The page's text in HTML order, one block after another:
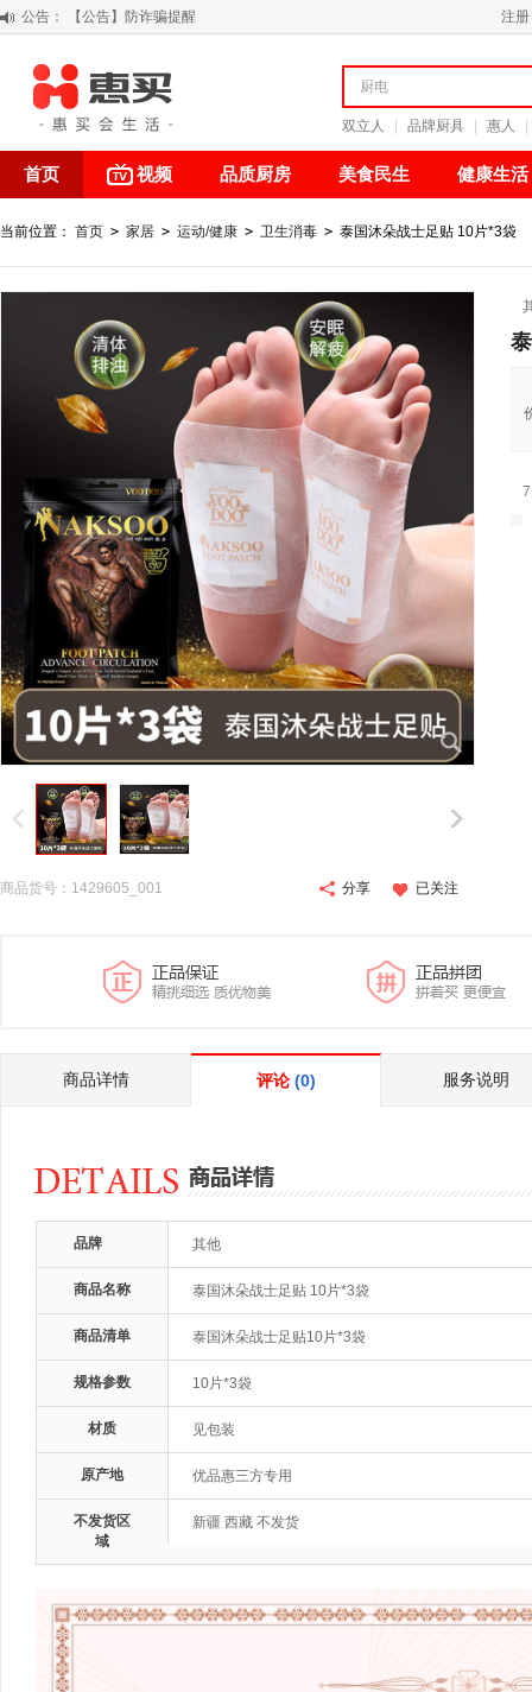
公告：
【积分调整公告】
关于假冒我公司“惠买小程序“的声明
【公告】防诈骗提醒
注册
双立人 品牌厨具 惠人
首页 视频 品质厨房 美食民生 健康生活
当前位置： 首页 > 家居 > 运动/健康 > 卫生消毒 > 泰国沐朵战士足贴 10片*3袋
商品货号：1429605_001 分享 已关注
商品详情 评论 (0) 服务说明
品牌 其他
商品名称 泰国沐朵战士足贴 10片*3袋
商品清单 泰国沐朵战士足贴10片*3袋
规格参数 10片*3袋
材质 见包装
原产地 优品惠三方专用
不发货区
域
新疆 西藏 不发货